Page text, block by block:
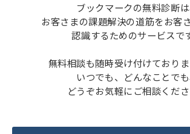
ブックマークの無料診断は
お客さまの課題解決の道筋をお客
認識するためのサービスで
無料相談も随時受け付けており
いつでも、どんなことでも
どうぞお気軽にご相談くだ